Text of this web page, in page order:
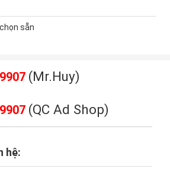
sẵn
(Mr.Huy)
(QC Ad Shop)
hệ: